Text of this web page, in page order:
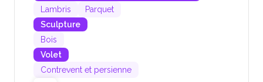
Lambris
Parquet
Sculpture
Bois
Volet
Contrevent et persienne